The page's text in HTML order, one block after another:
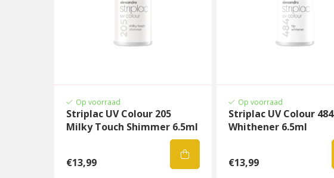
Op voorraad
Striplac UV Colour 205
Milky Touch Shimmer 6.5ml
€13,99
Op voorraad
Striplac UV Colour
Whithener 6.5ml
€13,99